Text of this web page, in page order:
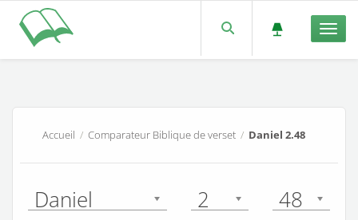
Accueil / Comparateur Biblique de verset/ Daniel 2.48
Daniel 2 48